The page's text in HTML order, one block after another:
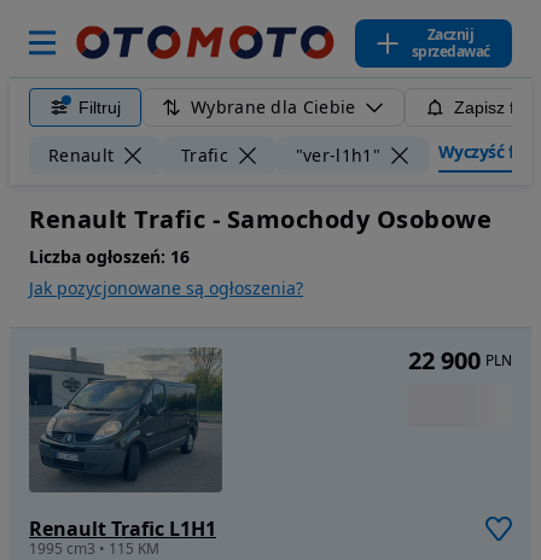
Zacznij
sprzedawać
Filtruj Wybrane dla Ciebie Zapisz
Renault Trafic "ver-l1h1" Wyczyść
Renault Trafic - Samochody Osobowe
Liczba ogłoszeń: 16
Jak pozycjonowane są ogłoszenia?
Renault Trafic L1H1
1995 cm3 • 115 KM
22 900 PLN